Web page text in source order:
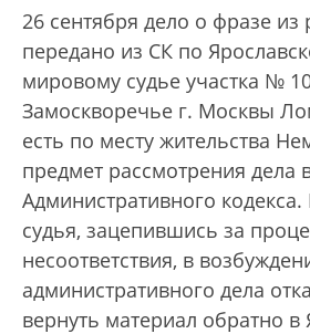
26 сентября дело о фразе из
передано из СК по
мировому судье участка №
Замоскворечье г. Москвы
есть по месту жительства
предмет рассмотрения дела
Административного
судья, зацепившись за
несоответствия, в
административного дела
вернуть материал обратно в